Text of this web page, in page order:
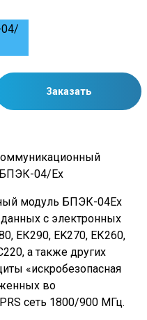
Заказать
БПЭК-04/Еx
модуль БПЭК-04Ех
с электронных
ЕК290, EK270, ЕК260,
а также других
«искробезопасная
во
сеть 1800/900 МГц.